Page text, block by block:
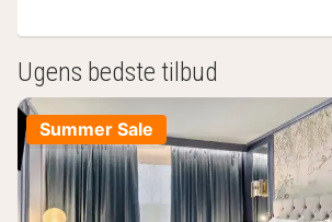
Ugens bedste tilbud
Summer Sale